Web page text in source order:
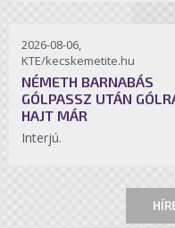
2026-08-06,
KTE/kecskemetite.hu
NÉMETH BARNABÁS
GÓLPASSZ UTÁN
HAJT MÁR
Interjú.